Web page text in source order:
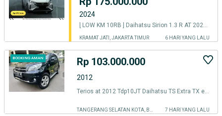
2024
[ LOW KM 10RB ] Daihatsu Sirion 1.3 R AT 2024/2025
KRAMAT JATI, JAKARTA TIMUR 6 HARI YANG LALU
BOOKING AMAN Rp 103.000.000
2012
Terios at 2012 Tdp10JT Daihatsu TS Extra TX evalia ertiga sirion matic
7 HARI YANG LALU